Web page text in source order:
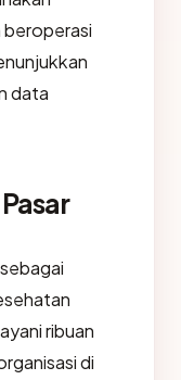
data
ribuan
di